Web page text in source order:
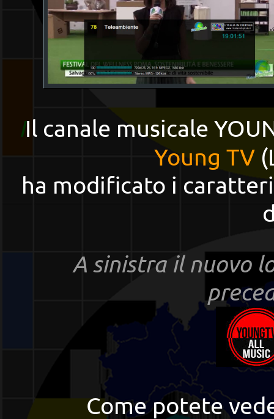
IIl canale musicale
Young TV
ha modificato i
A sinistra il nuovo
Come potete